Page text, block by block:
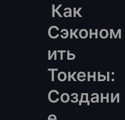
Как
Сэконом
ить
Токены:
Создани